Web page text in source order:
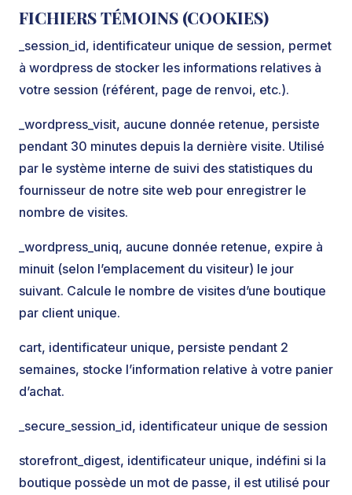
FICHIERS TÉMOINS (COOKIES)
_session_id, identificateur unique de session, permet
à wordpress de stocker les informations relatives à
votre session (référent, page de renvoi, etc.).
_wordpress_visit, aucune donnée retenue, persiste
pendant 30 minutes depuis la dernière visite. Utilisé
par le système interne de suivi des statistiques du
fournisseur de notre site web pour enregistrer le
nombre de visites.
_wordpress_uniq, aucune donnée retenue, expire à
minuit (selon l’emplacement du visiteur) le jour
suivant. Calcule le nombre de visites d’une boutique
par client unique.
cart, identificateur unique, persiste pendant 2
semaines, stocke l’information relative à votre panier
d’achat.
_secure_session_id, identificateur unique de session
storefront_digest, identificateur unique, indéfini si la
boutique possède un mot de passe, il est utilisé pour